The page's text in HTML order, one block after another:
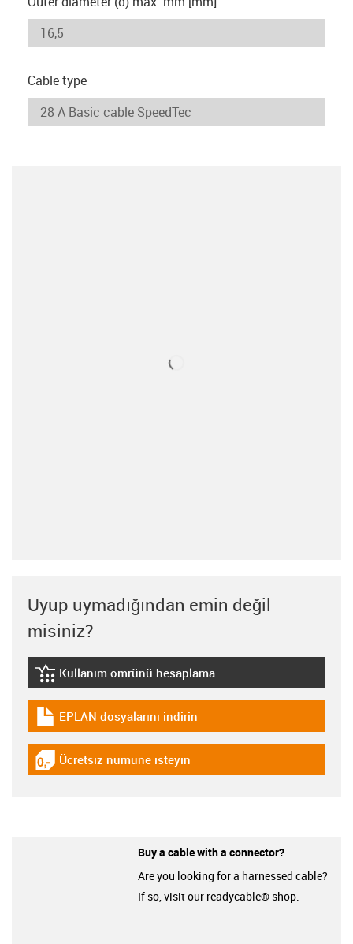
Cable type
Uyup uymadığından emin değil
misiniz?
igus-icon-lebensdauerrechner
Kullanım ömrünü hesaplama
igus-icon-download-plan
EPLAN dosyalarını indirin
igus-icon-gratismuster
Ücretsiz numune isteyin
Buy a cable with a connector?
Are you looking for a harnessed cable?
If so, visit our readycable® shop.